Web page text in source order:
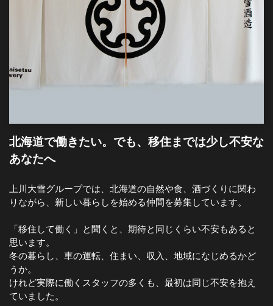
北海道で働きたい。でも、移住までは少し不安な
あなたへ
上川大雪グループでは、北海道の自然や食、酒づくりに関わ
りながら、新しい暮らしを始める仲間を募集しています。
「移住して働く」と聞くと、期待と同じくらい不安もあると
思います。
冬の暮らし、車の運転、住まい、収入、地域になじめるかど
うか。
けれど実際に働くスタッフの多くも、最初は同じ不安を抱え
ていました。